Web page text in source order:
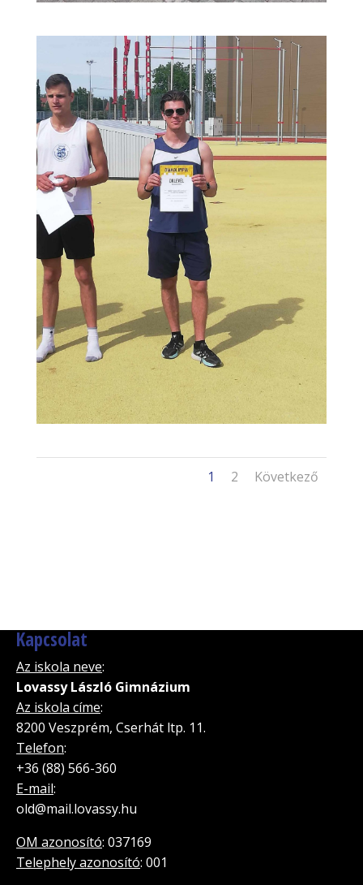
1 2 Következő
Kapcsolat
Az iskola neve:
Lovassy László Gimnázium
Az iskola címe:
8200 Veszprém, Cserhát ltp. 11.
Telefon:
+36 (88) 566-360
E-mail:
old@mail.lovassy.hu
OM azonosító: 037169
Telephely azonosító: 001